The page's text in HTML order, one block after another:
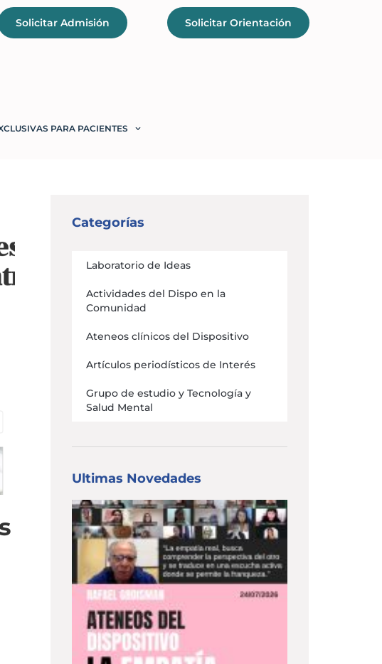
Solicitar Admisión Solicitar Orientación
PARA PACIENTES
Categorías
Laboratorio de Ideas
Actividades del Dispo en la
Comunidad
Ateneos clínicos del Dispositivo
Artículos periodísticos de Interés
Grupo de estudio y Tecnología y
Salud Mental
Ultimas Novedades